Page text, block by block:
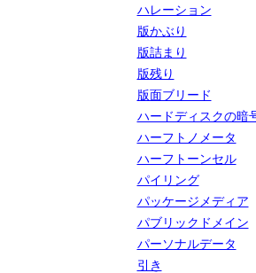
ハレーション
版かぶり
版詰まり
版残り
版面ブリード
ハードディスクの暗
ハーフトノメータ
ハーフトーンセル
パイリング
パッケージメディア
パブリックドメイン
パーソナルデータ
引き